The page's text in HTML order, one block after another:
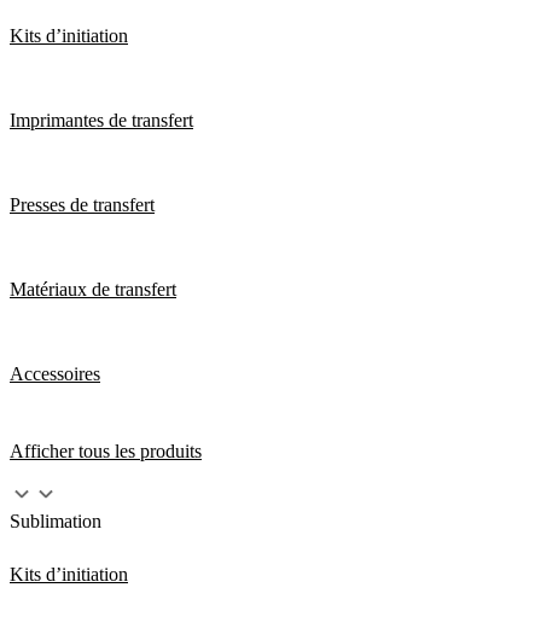
Kits d’initiation
Imprimantes de transfert
Presses de transfert
Matériaux de transfert
Accessoires
Afficher tous les produits
Sublimation
Kits d’initiation